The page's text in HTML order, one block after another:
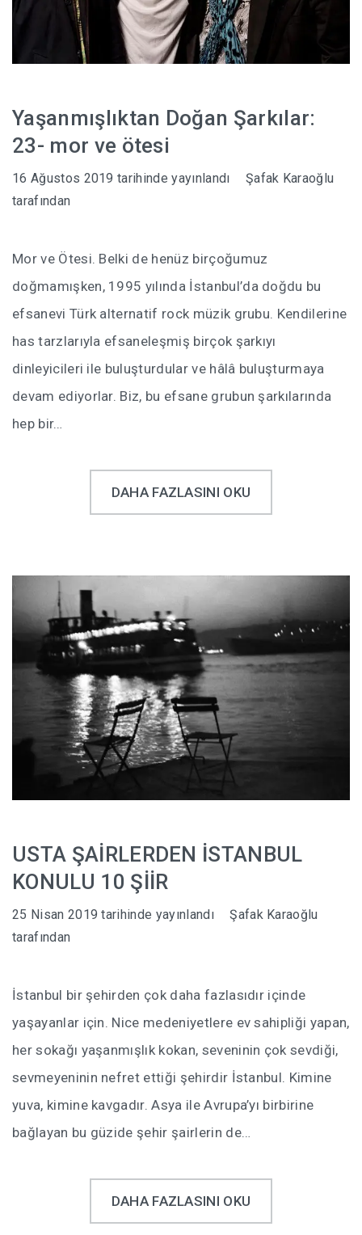
Yaşanmışlıktan Doğan Şarkılar:
23- mor ve ötesi
16 Ağustos 2019 tarihinde yayınlandı
Şafak Karaoğlu
tarafından
Mor ve Ötesi. Belki de henüz birçoğumuz
doğmamışken, 1995 yılında İstanbul’da doğdu bu
efsanevi Türk alternatif rock müzik grubu. Kendilerine
has tarzlarıyla efsaneleşmiş birçok şarkıyı
dinleyicileri ile buluşturdular ve hâlâ buluşturmaya
devam ediyorlar. Biz, bu efsane grubun şarkılarında
hep bir…
DAHA FAZLASINI OKU
USTA ŞAİRLERDEN İSTANBUL
KONULU 10 ŞİİR
25 Nisan 2019 tarihinde yayınlandı
Şafak Karaoğlu
tarafından
İstanbul bir şehirden çok daha fazlasıdır içinde
yaşayanlar için. Nice medeniyetlere ev sahipliği yapan,
her sokağı yaşanmışlık kokan, seveninin çok sevdiği,
sevmeyeninin nefret ettiği şehirdir İstanbul. Kimine
yuva, kimine kavgadır. Asya ile Avrupa’yı birbirine
bağlayan bu güzide şehir şairlerin de…
DAHA FAZLASINI OKU